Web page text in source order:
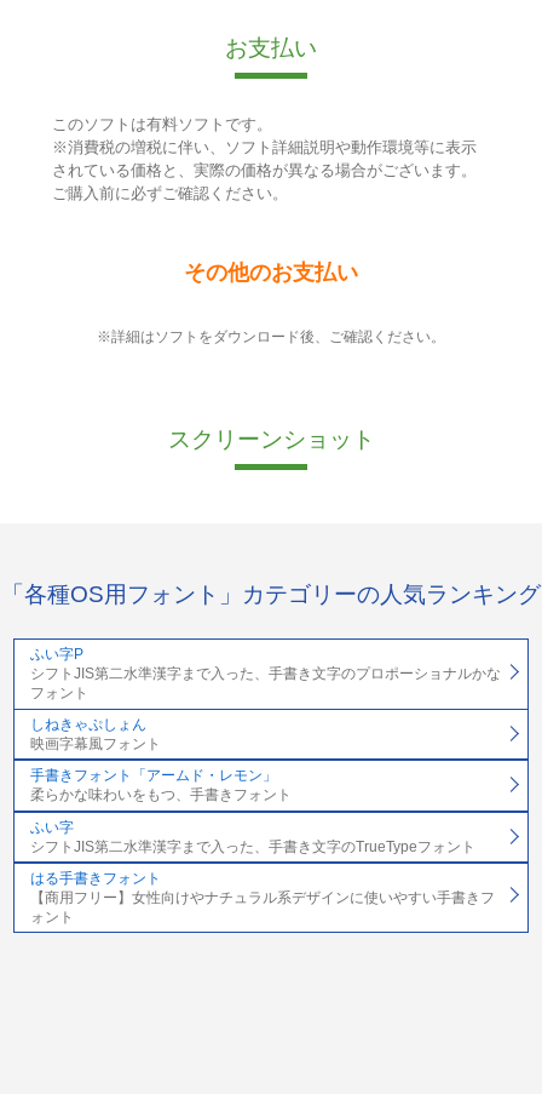
お支払い
このソフトは有料ソフトです。
※消費税の増税に伴い、ソフト詳細説明や動作環境等に表示
されている価格と、実際の価格が異なる場合がございます。
ご購入前に必ずご確認ください。
その他のお支払い
※詳細はソフトをダウンロード後、ご確認ください。
スクリーンショット
「各種OS用フォント」カテゴリーの人気ランキング
ふい字P
シフトJIS第二水準漢字まで入った、手書き文字のプロポーショナルかな
フォント
しねきゃぷしょん
映画字幕風フォント
手書きフォント「アームド・レモン」
柔らかな味わいをもつ、手書きフォント
ふい字
シフトJIS第二水準漢字まで入った、手書き文字のTrueTypeフォント
はる手書きフォント
【商用フリー】女性向けやナチュラル系デザインに使いやすい手書きフ
ォント